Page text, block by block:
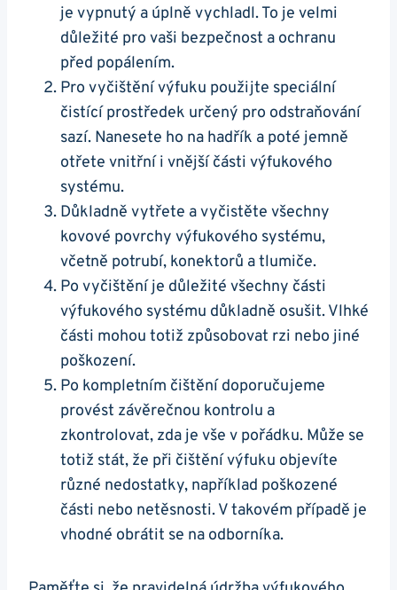
je vypnutý a úplně vychladl. To je‍ velmi
důležité pro ⁤vaši bezpečnost⁤ a ochranu
před ​popálením.
Pro ⁤vyčištění ⁤výfuku ⁣použijte⁣ speciální
čistící prostředek určený pro odstraňování
sazí. Nanesete ho na hadřík a poté jemně
otřete‌ vnitřní i vnější části výfukového
systému.⁢
Důkladně ⁤vytřete a vyčistěte všechny
kovové ⁢povrchy výfukového ⁤systému,‍
včetně potrubí, konektorů a ‍tlumiče.
Po vyčištění je důležité všechny části
⁤výfukového systému ⁤důkladně osušit. Vlhké⁣
části‍ mohou totiž způsobovat rzi nebo jiné
poškození.
Po ⁣kompletním čištění ‌doporučujeme
provést⁢ závěrečnou​ kontrolu a
zkontrolovat, zda je ​vše v pořádku.​ Může⁤ se⁢
totiž stát, že ⁤při čištění výfuku objevíte
různé⁢ nedostatky, například ​poškozené
⁢části nebo⁢ netěsnosti. V takovém případě‌ je
vhodné obrátit ‍se ⁣na‌ odborníka.